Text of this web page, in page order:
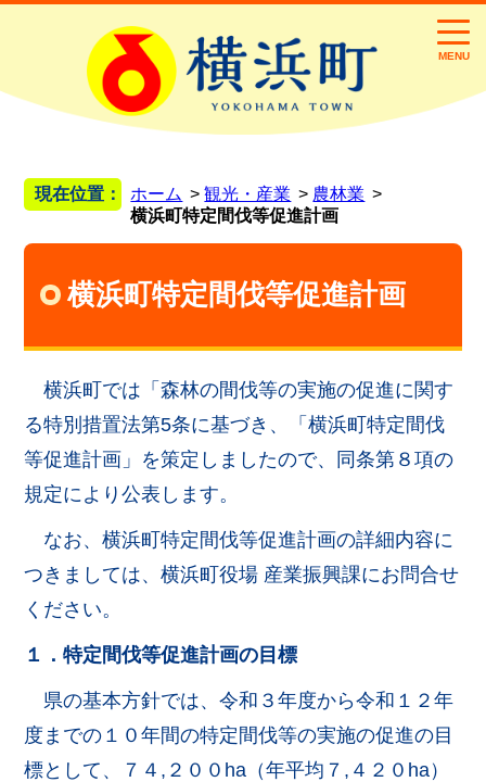
MENU
現在位置： ホーム 観光・産業
農林業
横浜町特定間伐等促進計画
横浜町特定間伐等促進計画
横浜町では「森林の間伐等の実施の促進に関す
る特別措置法第5条に基づき、「横浜町特定間伐
等促進計画」を策定しましたので、同条第８項の
規定により公表します。
なお、横浜町特定間伐等促進計画の詳細内容に
つきましては、横浜町役場 産業振興課にお問合せ
ください。
１．特定間伐等促進計画の目標
県の基本方針では、令和３年度から令和１２年
度までの１０年間の特定間伐等の実施の促進の目
標として、７４,２００ha（年平均７,４２０ha）